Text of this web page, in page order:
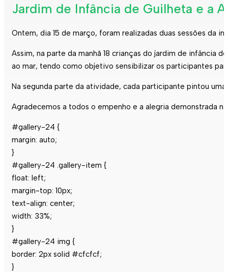
Jardim de Infância de Guilheta e a
Ontem, dia 15 de março, foram realizadas duas sessões da
Assim, na parte da manhã 18 crianças do jardim de infância
ao mar, tendo como objetivo sensibilizar os participantes
Na segunda parte da atividade, cada participante pintou uma
Agradecemos a todos o empenho e a alegria demonstrada
#gallery-24 {
margin: auto;
}
#gallery-24 .gallery-item {
float: left;
margin-top: 10px;
text-align: center;
width: 33%;
}
#gallery-24 img {
border: 2px solid #cfcfcf;
}